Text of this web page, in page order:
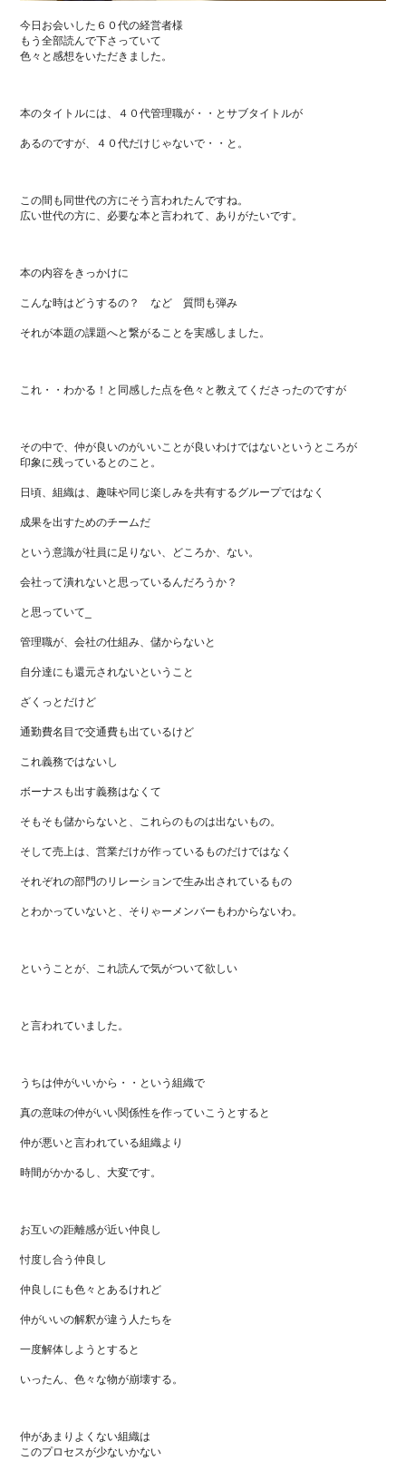
今日お会いした６０代の経営者様
もう全部読んで下さっていて
色々と感想をいただきました。
本のタイトルには、４０代管理職が・・とサブタイトルが
あるのですが、４０代だけじゃないで・・と。
この間も同世代の方にそう言われたんですね。
広い世代の方に、必要な本と言われて、ありがたいです。
本の内容をきっかけに
こんな時はどうするの？ など 質問も弾み
それが本題の課題へと繋がることを実感しました。
これ・・わかる！と同感した点を色々と教えてくださったのですが
その中で、仲が良いのがいいことが良いわけではないというところが
印象に残っているとのこと。
日頃、組織は、趣味や同じ楽しみを共有するグループではなく
成果を出すためのチームだ
という意識が社員に足りない、どころか、ない。
会社って潰れないと思っているんだろうか？
と思っていて_
管理職が、会社の仕組み、儲からないと
自分達にも還元されないということ
ざくっとだけど
通勤費名目で交通費も出ているけど
これ義務ではないし
ボーナスも出す義務はなくて
そもそも儲からないと、これらのものは出ないもの。
そして売上は、営業だけが作っているものだけではなく
それぞれの部門のリレーションで生み出されているもの
とわかっていないと、そりゃーメンバーもわからないわ。
ということが、これ読んで気がついて欲しい
と言われていました。
うちは仲がいいから・・という組織で
真の意味の仲がいい関係性を作っていこうとすると
仲が悪いと言われている組織より
時間がかかるし、大変です。
お互いの距離感が近い仲良し
忖度し合う仲良し
仲良しにも色々とあるけれど
仲がいいの解釈が違う人たちを
一度解体しようとすると
いったん、色々な物が崩壊する。
仲があまりよくない組織は
このプロセスが少ないかない